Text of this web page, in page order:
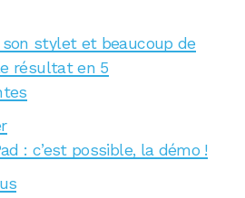
son stylet et beaucoup de
résultat en 5
: c’est possible, la démo !